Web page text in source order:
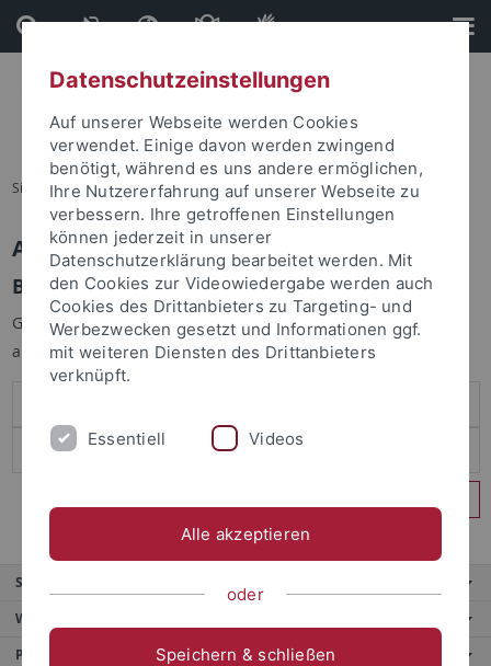
Direkt
zum
Inhalt
Direkt
zur
Fußleiste
Sie sind hier: Startseite
Anmelden
Benutzeranmeldung
Geben Sie Ihren Benutzernamen und Ihr Passwort an um sich
anzumelden:
Service
Weitere Angebote
Portale
Datenschutzeinstellungen
Auf unserer Webseite werden Cookies
verwendet. Einige davon werden zwingend
benötigt, während es uns andere ermöglichen,
Ihre Nutzererfahrung auf unserer Webseite zu
verbessern. Ihre getroffenen Einstellungen
können jederzeit in unserer
Datenschutzerklärung bearbeitet werden. Mit
den Cookies zur Videowiedergabe werden auch
Cookies des Drittanbieters zu Targeting- und
Werbezwecken gesetzt und Informationen ggf.
mit weiteren Diensten des Drittanbieters
verknüpft.
Essentiell Videos
Alle akzeptieren
oder
Speichern & schließen